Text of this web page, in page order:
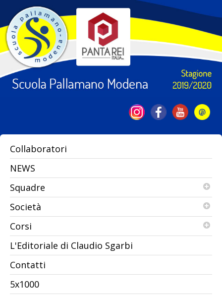
Collaboratori
NEWS
Squadre
Società
Corsi
L'Editoriale di Claudio Sgarbi
Contatti
5x1000